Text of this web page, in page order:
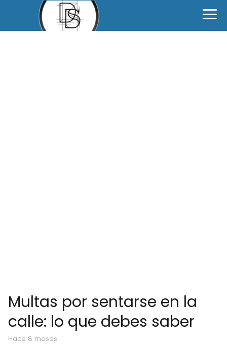
Multas por sentarse en la
calle: lo que debes saber
hace 8 meses